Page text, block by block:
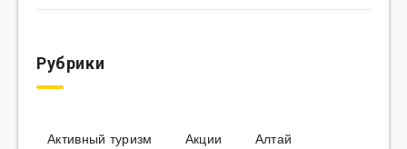
Рубрики
Активный туризм Акции
Алтай